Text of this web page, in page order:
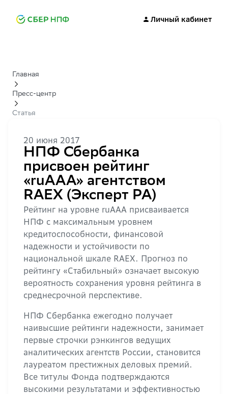
Личный кабинет
Главная
Пресс-центр
Статья
20 июня 2017
НПФ Сбербанка
присвоен рейтинг
«ruAAA» агентством
RAEX (Эксперт РА)
Рейтинг на уровне ruAAА присваивается
НПФ с максимальным уровнем
кредитоспособности, финансовой
надежности и устойчивости по
национальной шкале RAEX. Прогноз по
рейтингу «Стабильный» означает высокую
вероятность сохранения уровня рейтинга в
среднесрочной перспективе.
НПФ Сбербанка ежегодно получает
наивысшие рейтинги надежности, занимает
первые строчки рэнкингов ведущих
аналитических агентств России, становится
лауреатом престижных деловых премий.
Все титулы Фонда подтверждаются
высокими результатами и эффективностью